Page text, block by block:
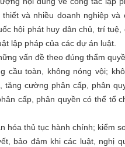
và nhiều doanh nghiệp
hội phát huy dân chủ, trí
lập pháp của các dự án luật.
vấn đề theo đúng thẩm
cầu toàn, không nóng vội;
tăng cường phân cấp, phân
cấp, phân quyền có thể tổ
hóa thủ tục hành chính; kiểm
bảo đảm khi các luật, nghị